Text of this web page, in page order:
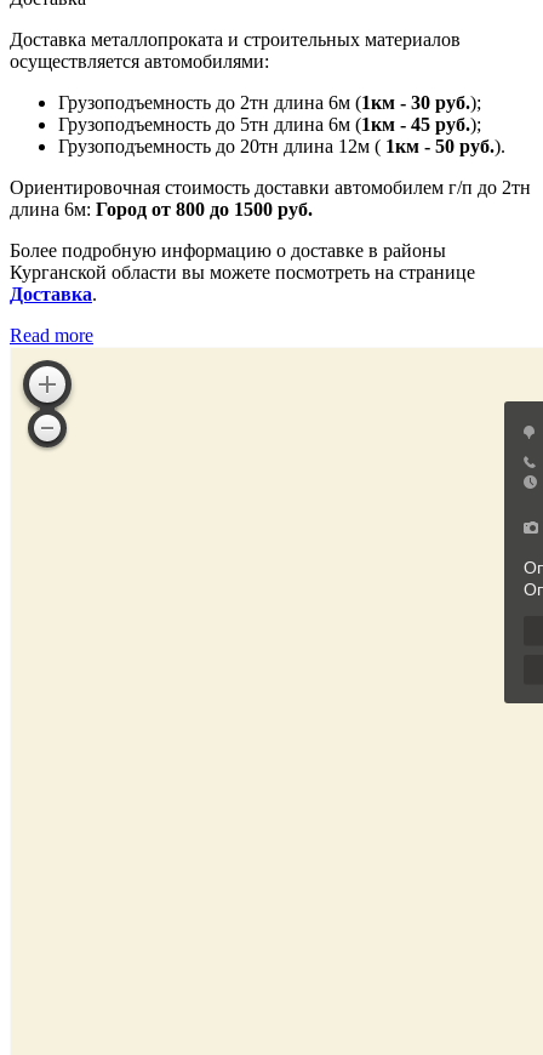
Доставка металлопроката и строительных материалов
осуществляется автомобилями:
Грузоподъемность до 2тн длина 6м (1км - 30 руб.);
Грузоподъемность до 5тн длина 6м (1км - 45 руб.);
Грузоподъемность до 20тн длина 12м ( 1км - 50 руб.).
Ориентировочная стоимость доставки автомобилем г/п до 2тн
длина 6м: Город от 800 до 1500 руб.
Более подробную информацию о доставке в районы
Курганской области вы можете посмотреть на странице
Доставка.
Read more